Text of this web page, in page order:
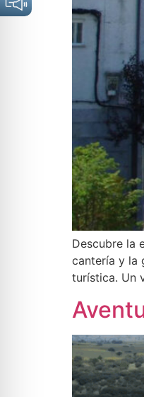
Descubre la
cantería y la
turística. Un